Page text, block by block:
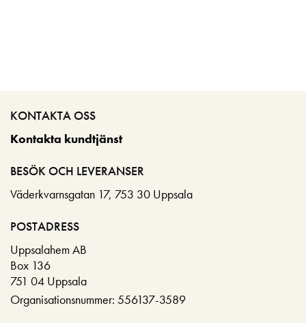
KONTAKTA OSS
Kontakta kundtjänst
BESÖK OCH LEVERANSER
Väderkvarnsgatan 17, 753 30 Uppsala
POSTADRESS
Uppsalahem AB
Box 136
751 04 Uppsala
Organisationsnummer: 556137-3589